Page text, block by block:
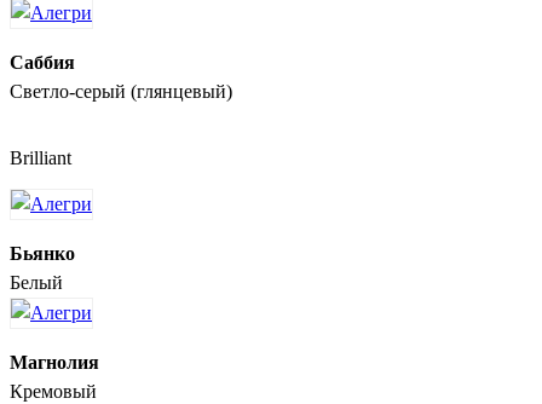
Саббия
Светло-серый (глянцевый)
Brilliant
Бьянко
Белый
Магнолия
Кремовый